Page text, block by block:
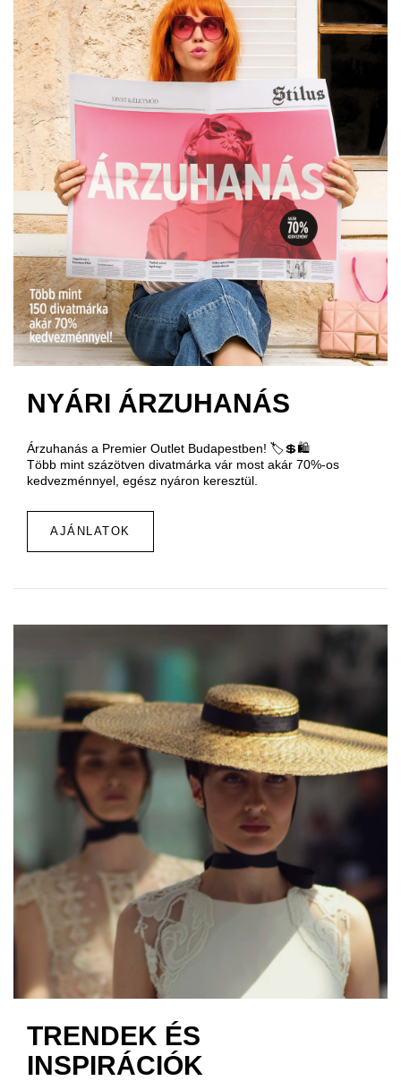
NYÁRI ÁRZUHANÁS
Árzuhanás a Premier Outlet Budapestben! 🏷️💲🛍️
Több mint százötven divatmárka vár most akár 70%-os
kedvezménnyel, egész nyáron keresztül.
AJÁNLATOK
TRENDEK ÉS
INSPIRÁCIÓK